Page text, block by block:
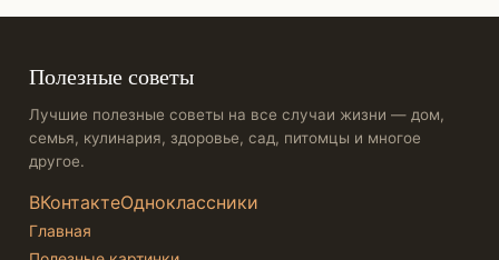
Полезные советы
Лучшие полезные советы на все случаи жизни — дом,
семья, кулинария, здоровье, сад, питомцы и многое
другое.
ВКонтактеОдноклассники
Главная